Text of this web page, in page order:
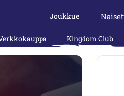
Joukkue Naiset
Kingdom Club